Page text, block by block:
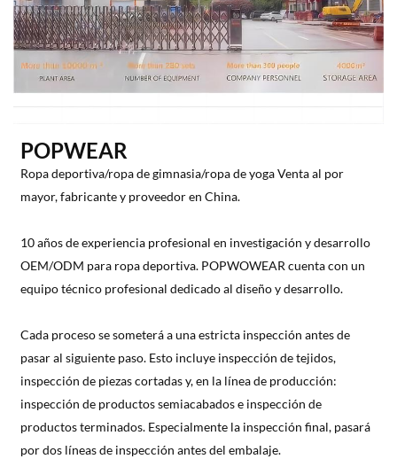
POPWEAR
Ropa deportiva/ropa de gimnasia/ropa de yoga Venta al por
mayor, fabricante y proveedor en China.
10 años de experiencia profesional en investigación y desarrollo
OEM/ODM para ropa deportiva. POPWOWEAR cuenta con un
equipo técnico profesional dedicado al diseño y desarrollo.
Cada proceso se someterá a una estricta inspección antes de
pasar al siguiente paso. Esto incluye inspección de tejidos,
inspección de piezas cortadas y, en la línea de producción:
inspección de productos semiacabados e inspección de
productos terminados. Especialmente la inspección final, pasará
por dos líneas de inspección antes del embalaje.